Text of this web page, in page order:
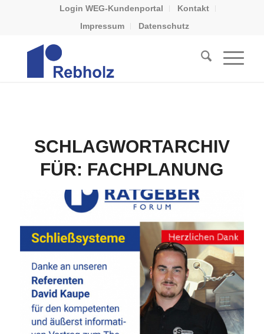
Login WEG-Kundenportal
Kontakt
Impressum
Datenschutz
SCHLAGWORTARCHIV
FÜR: FACHPLANUNG